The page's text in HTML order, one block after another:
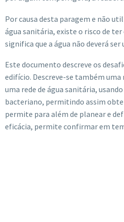
Por causa desta paragem e não
água sanitária, existe o risco de
significa que a água não deverá
Este documento descreve os
edifício. Descreve-se também
uma rede de água sanitária,
bacteriano, permitindo assim
permite para além de planear e
eficácia, permite confirmar em